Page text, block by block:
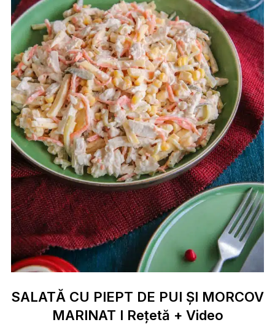
SALATĂ CU PIEPT DE PUI ȘI MORCOV
MARINAT I Rețetă + Video